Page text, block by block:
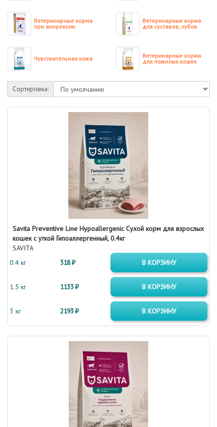
Ветеринарные корма
при анорексии
Ветеринарные корма
для суставов, зубов
Чувствительная кожа
Ветеринарные корма
для пожилых кошек
Сортировка:
Savita Preventive Line Hypoallergenic Сухой корм для взрослых
кошек с уткой Гипоаллергенный, 0.4кг
SAVITA
0.4 кг
318 ₽ В КОРЗИНУ
1.5 кг 1133 ₽ В КОРЗИНУ
3 кг 2193 ₽ В КОРЗИНУ